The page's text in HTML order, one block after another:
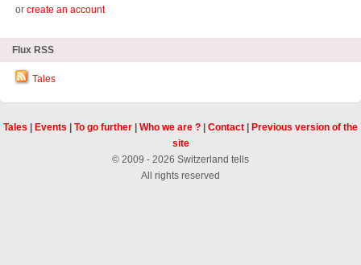
or create an account
Flux RSS
Tales
Tales Events To go further Who we are ? Contact
Previous version of the
site
© 2009 - 2026 Switzerland tells
All rights reserved